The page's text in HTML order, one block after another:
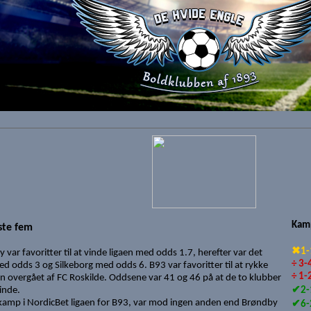
✖1-
÷ 3-
÷ 1-
✔2-
✔6-
fem
var favoritter til at vinde ligaen med odds 1.7, herefter var det
odds 3 og Silkeborg med odds 6. B93 var favoritter til at rykke
overgået af FC Roskilde. Oddsene var 41 og 46 på at de to klubber
i NordicBet ligaen for B93, var mod ingen anden end Brøndby